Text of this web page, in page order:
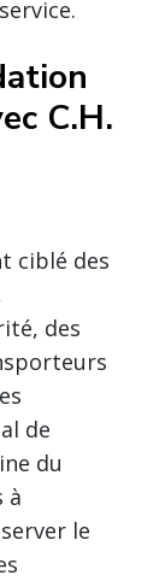
C.H.
ciblé des
des
de
du
à
le